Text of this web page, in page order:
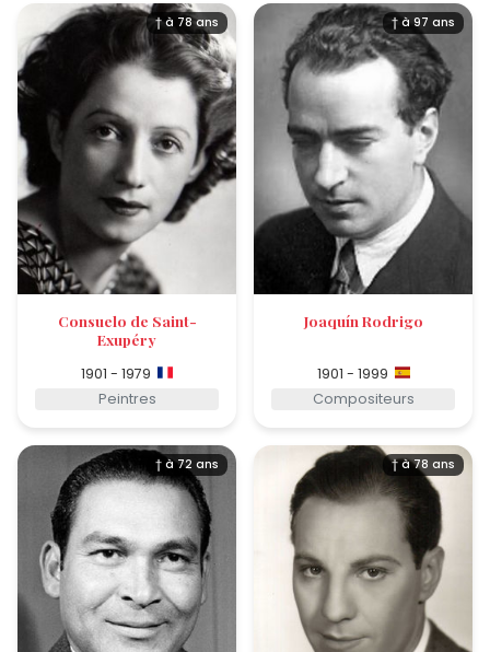
† à 78 ans
Consuelo de Saint-
Exupéry
1901 - 1979
Peintres
† à 97 ans
Joaquín Rodrigo
1901 - 1999
Compositeurs
† à 72 ans † à 78 ans